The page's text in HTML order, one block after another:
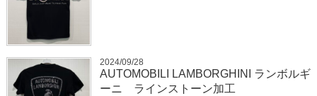
2024/09/28
AUTOMOBILI LAMBORGHINI ランボルギ
ーニ ラインストーン加工